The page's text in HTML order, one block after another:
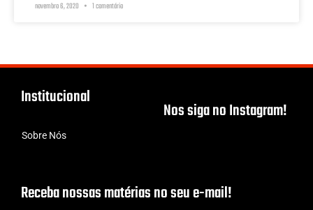
novembro 6, 2020 1 comentário
Institucional
Sobre Nós
Nos siga no Instagram!
Receba nossas matérias no seu e-mail!